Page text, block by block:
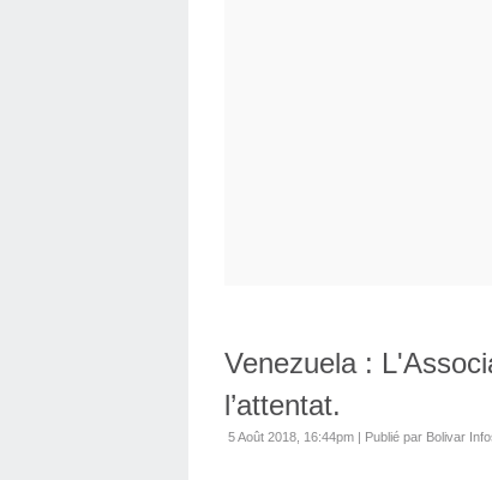
Venezuela :
l’attentat.
5 Août 2018, 16:44pm | Publié par Bolivar